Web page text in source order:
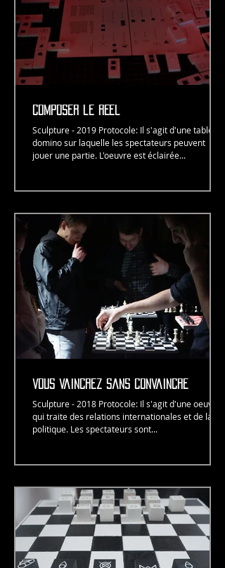
composer le réel
Sculpture - 2019 Protocole: Il s'agit d'une table de
domino sur laquelle les spectateurs peuvent
jouer une partie. L'oeuvre est éclairée...
vous vaincrez sans convaincre
Sculpture - 2018 Protocole: Il s'agit d'une oeuvre
qui traite des relations internationales et de la
politique. Les spectateurs sont...